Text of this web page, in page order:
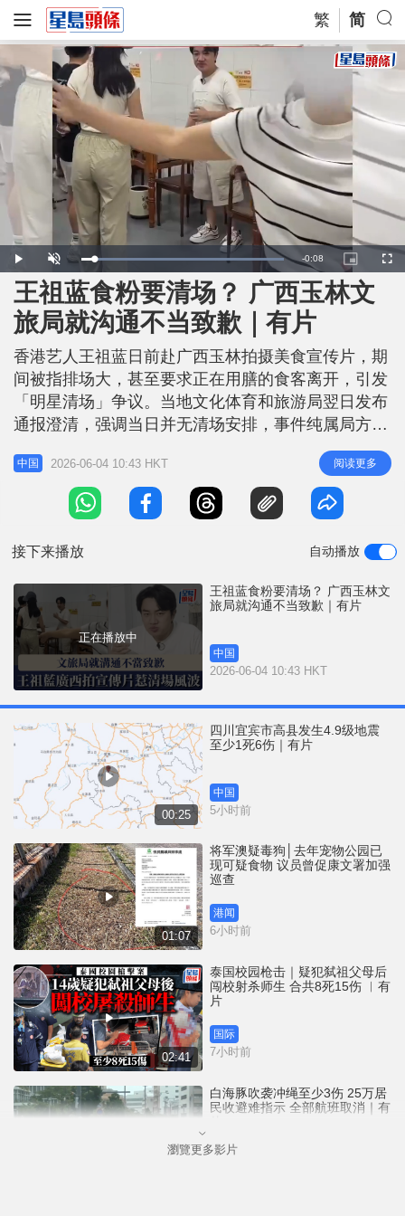
繁 简
P
l
a
y
U
n
m
u
t
L
o
a
d
e
d
:
1
0
.
0
%
R
e
m
i
n
i
e
-0:08
P
i
t
u
r
-
P
u
r
e
F
u
王祖蓝食粉要清场？ 广西玉林文
旅局就沟通不当致歉｜有片
香港艺人王祖蓝日前赴广西玉林拍摄美食宣传片，期
间被指排场大，甚至要求正在用膳的食客离开，引发
「明星清场」争议。当地文化体育和旅游局翌日发布
通报澄清，强调当日并无清场安排，事件纯属局方人
员沟通方式不当所致，当局已向受影响食客致歉，并
对涉事职员作严肃批评教育。 综合内地传媒及社交
平台消息，事发于本周二（2日），王祖蓝应邀到广
西玉林市玉州区一间人气粉面店取景，宣传当地特色
中国 2026-06-04 10:43 HKT 阅读更多
接下来播放 自动播放
正在播放中
王祖蓝食粉要清场？ 广西玉林文
旅局就沟通不当致歉｜有片
中国
2026-06-04 10:43 HKT
00:25
四川宜宾市高县发生4.9级地震
至少1死6伤｜有片
中国
5小时前
01:07
将军澳疑毒狗│去年宠物公园已
现可疑食物 议员曾促康文署加强
巡查
港闻
6小时前
02:41
泰国校园枪击｜疑犯弑祖父母后
闯校射杀师生 合共8死15伤 ︱有
片
国际
7小时前
白海豚吹袭冲绳至少3伤 25万居
民收避难指示 全部航班取消｜有
国际
瀏覽更多影片